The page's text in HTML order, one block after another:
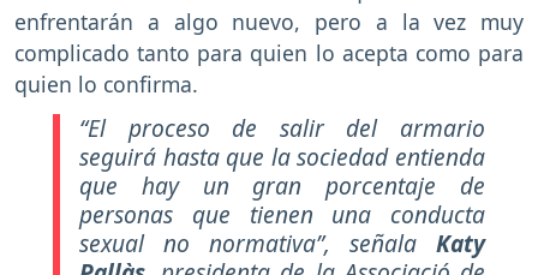
enfrentarán a algo nuevo, pero a la vez muy
complicado tanto para quien lo acepta como para
quien lo confirma.
“El proceso de salir del armario
seguirá hasta que la sociedad entienda
que hay un gran porcentaje de
personas que tienen una conducta
sexual no normativa”, señala Katy